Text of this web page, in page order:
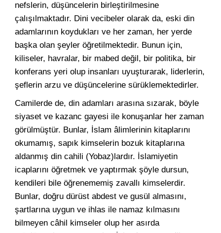
nefslerin, düşüncelerin birleştirilmesine
çalışılmaktadır. Dini vecibeler olarak da, eski din
adamlarının koydukları ve her zaman, her yerde
başka olan şeyler öğretilmektedir. Bunun için,
kiliseler, havralar, bir mabed değil, bir politika, bir
konferans yeri olup insanları uyuşturarak, liderlerin,
şeflerin arzu ve düşüncelerine sürüklemektedirler.
Camilerde de, din adamları arasına sızarak, böyle
siyaset ve kazanc gayesi ile konuşanlar her zaman
görülmüştür. Bunlar, İslam âlimlerinin kitaplarını
okumamış, sapık kimselerin bozuk kitaplarına
aldanmış din cahili (Yobaz)lardır. İslamiyetin
icaplarını öğretmek ve yaptırmak şöyle dursun,
kendileri bile öğrenememiş zavallı kimselerdir.
Bunlar, doğru dürüst abdest ve gusül almasını,
şartlarına uygun ve ihlas ile namaz kılmasını
bilmeyen câhil kimseler olup her asırda